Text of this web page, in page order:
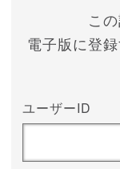
こ
電子版に登
ユーザーID